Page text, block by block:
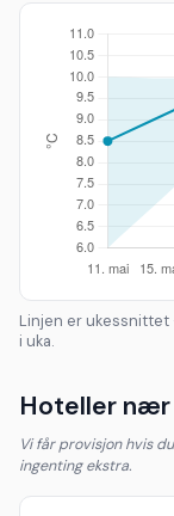
Linjen er ukessnittet
i uka.
Hoteller nær
Vi får provisjon hvis
ingenting ekstra.